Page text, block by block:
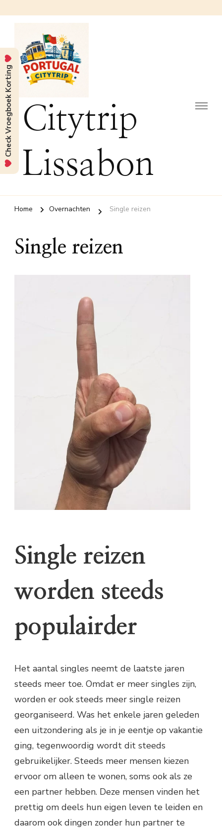
Citytrip
Lissabon
Home Overnachten Single reizen
Single reizen
Single reizen
worden steeds
populairder
Het aantal singles neemt de laatste jaren
steeds meer toe. Omdat er meer singles zijn,
worden er ook steeds meer single reizen
georganiseerd. Was het enkele jaren geleden
een uitzondering als je in je eentje op vakantie
ging, tegenwoordig wordt dit steeds
gebruikelijker. Steeds meer mensen kiezen
ervoor om alleen te wonen, soms ook als ze
een partner hebben. Deze mensen vinden het
prettig om deels hun eigen leven te leiden en
daarom ook dingen zonder hun partner te
Check Vroegboek Korting